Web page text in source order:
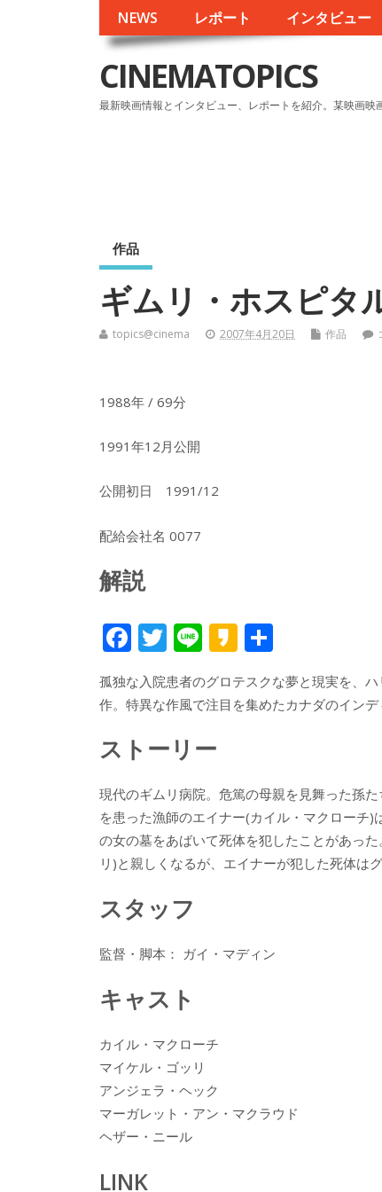
NEWS レポート インタビュー
CINEMATOPICS
最新映画情報とインタビュー、レポートを紹介。某映画
作品
ギムリ・ホスピタ
topics@cinema 2007年4月20日 作品
1988年 / 69分
1991年12月公開
公開初日 1991/12
配給会社名 0077
解説
F
ac
e
b
o
k
T
w
itt
er
Li
n
e
K
a
k
a
有
孤独な入院患者のグロテスクな夢と現実を、
作。特異な作風で注目を集めたカナダのイン
ストーリー
現代のギムリ病院。危篤の母親を見舞った孫
を患った漁師のエイナー(カイル・マクローチ
の女の墓をあばいて死体を犯したことがあっ
リ)と親しくなるが、エイナーが犯した死体は
スタッフ
監督・脚本： ガイ・マディン
キャスト
カイル・マクローチ
マイケル・ゴッリ
アンジェラ・ヘック
マーガレット・アン・マクラウド
ヘザー・ニール
LINK